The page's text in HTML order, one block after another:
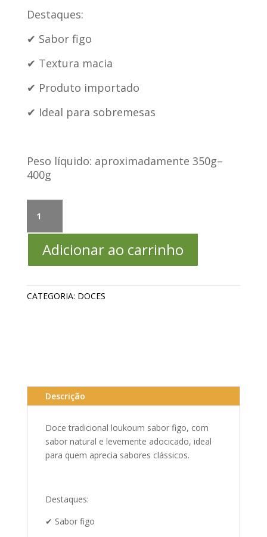
Destaques:
✔ Sabor figo
✔ Textura macia
✔ Produto importado
✔ Ideal para sobremesas
Peso líquido: aproximadamente 350g–
400g
Extra
Figo
quantidade
Adicionar ao carrinho
CATEGORIA: DOCES
Descrição
Doce tradicional loukoum sabor figo, com
sabor natural e levemente adocicado, ideal
para quem aprecia sabores clássicos.
Destaques:
✔ Sabor figo